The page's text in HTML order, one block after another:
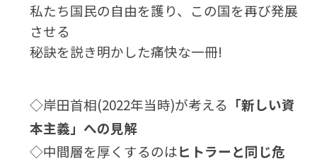
私たち国民の自由を護り、この国を再び発展
させる
秘訣を説き明かした痛快な一冊!
◇岸田首相(2022年当時)が考える 「新しい資
本主義」への見解
◇中間層を厚くするのはヒトラーと同じ危